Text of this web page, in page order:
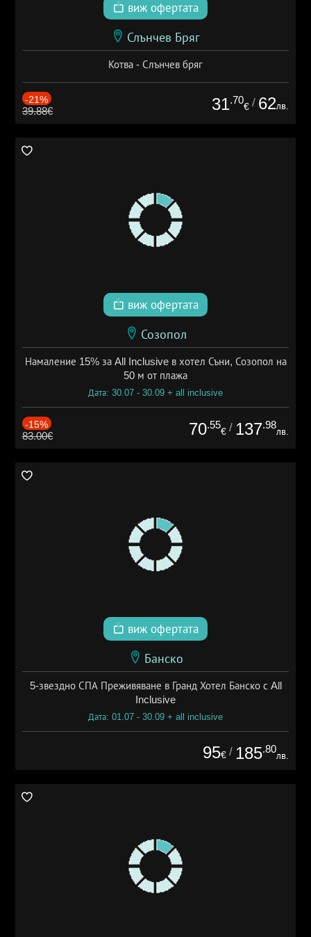
виж офертата
Слънчев Бряг
Котва - Слънчев бряг
-21%
39.88€ 31.70
€ / 62лв.
виж офертата
Созопол
Намаление 15% за All Inclusive в хотел Съни, Созопол на
50 м от плажа
Дата: 30.07 - 30.09 + all inclusive
-15%
83.00€ 70.55
€ / 137.98
лв.
виж офертата
Банско
5-звездно СПА Преживяване в Гранд Хотел Банско с All
Inclusive
Дата: 01.07 - 30.09 + all inclusive
95€ / 185.80
лв.